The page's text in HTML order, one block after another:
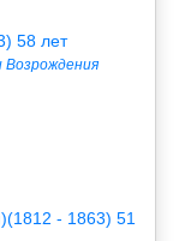
58 лет
Возрождения
- 1863) 51